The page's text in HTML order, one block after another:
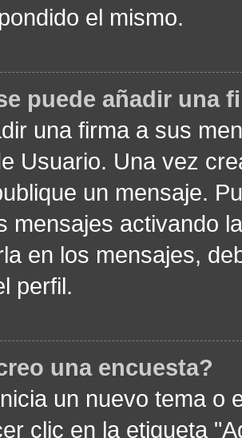
el mismo.
puede añadir una
una firma a sus
Usuario. Una vez
un mensaje.
mensajes activando
en los mensajes,
perfil.
una encuesta?
un nuevo tema o
clic en la etiqueta